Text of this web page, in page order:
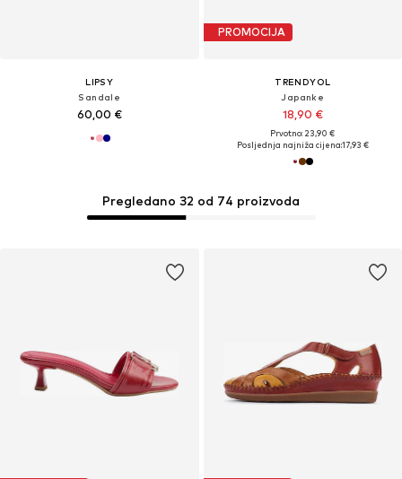
LIPSY
Sandale
60,00 €
PROMOCIJA
TRENDYOL
Japanke
18,90 €
Prvotno: 23,90 €
Posljednja najniža cijena:17,93 €
Pregledano 32 od 74 proizvoda